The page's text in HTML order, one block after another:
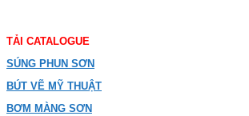
TẢI CATALOGUE
SÚNG PHUN SƠN
BÚT VẼ MỸ THUẬT
BƠM MÀNG SƠN